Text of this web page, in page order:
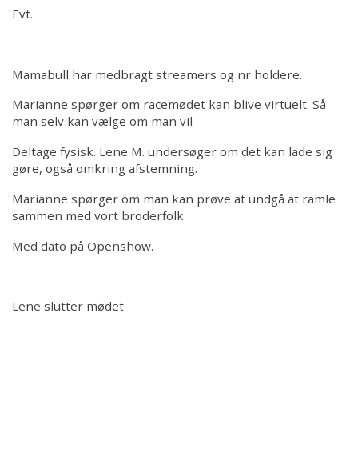
Evt.
Mamabull har medbragt streamers og nr holdere.
Marianne spørger om racemødet kan blive virtuelt. Så
man selv kan vælge om man vil
Deltage fysisk. Lene M. undersøger om det kan lade sig
gøre, også omkring afstemning.
Marianne spørger om man kan prøve at undgå at ramle
sammen med vort broderfolk
Med dato på Openshow.
Lene slutter mødet